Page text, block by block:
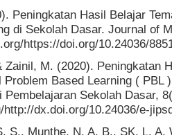
Peningkatan Hasil Belajar
di Sekolah Dasar. Journal of
https://doi.org/10.24036/
Zainil, M. (2020). Peningkatan
Problem Based Learning ( PBL
Pembelajaran Sekolah Dasar,
dx.doi.org/10.24036/e-
S., Munthe, N. A. B., SK, L.